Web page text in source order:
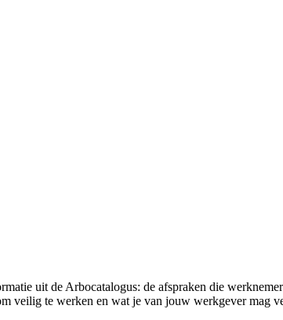
uit de Arbocatalogus: de afspraken die
veilig te werken en wat je van jouw werkgever mag